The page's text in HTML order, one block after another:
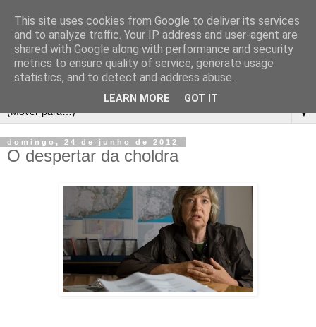
▼
domingo, 24 de junho de 2012
O despertar da choldra
This site uses cookies from Google to deliver its services
and to analyze traffic. Your IP address and user-agent are
shared with Google along with performance and security
metrics to ensure quality of service, generate usage
statistics, and to detect and address abuse.
LEARN MORE GOT IT